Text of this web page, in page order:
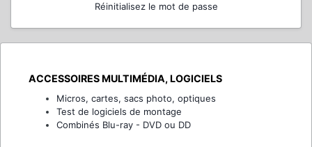
Réinitialisez le mot de passe
ACCESSOIRES MULTIMÉDIA, LOGICIELS
Micros, cartes, sacs photo, optiques
Test de logiciels de montage
Combinés Blu-ray - DVD ou DD